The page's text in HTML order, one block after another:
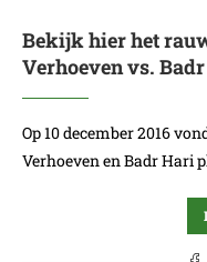
Bekijk hier het
Verhoeven vs.
Op 10 december 2016
Verhoeven en Badr Hari